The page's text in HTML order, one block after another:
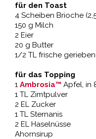
für den Toast
4 Scheiben Brioche
150 g Milch
2 Eier
20 g Butter
1/2 TL frische
für das Topping
1 Ambrosia™Apfel, in
1 TL Zimtpulver
2 EL Zucker
1 TL Sternanis
2 EL Haselnüsse
Ahornsirup